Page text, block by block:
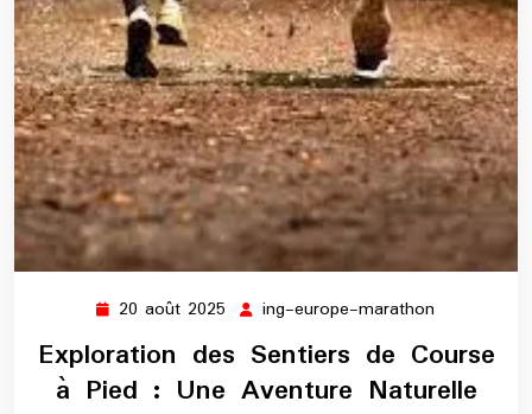
20 août 2025 20
août
2025
ing-europe-marathon
marathon
Exploration des Sentiers de Course
à Pied : Une Aventure Naturelle